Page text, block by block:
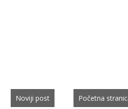
Noviji post Početna